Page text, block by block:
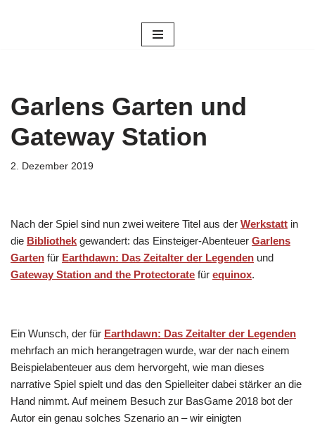
Garlens Garten und
Gateway Station
2. Dezember 2019
Nach der Spiel sind nun zwei weitere Titel aus der Werkstatt in
die Bibliothek gewandert: das Einsteiger-Abenteuer Garlens
Garten für Earthdawn: Das Zeitalter der Legenden und
Gateway Station and the Protectorate für equinox.
Ein Wunsch, der für Earthdawn: Das Zeitalter der Legenden
mehrfach an mich herangetragen wurde, war der nach einem
Beispielabenteuer aus dem hervorgeht, wie man dieses
narrative Spiel spielt und das den Spielleiter dabei stärker an die
Hand nimmt. Auf meinem Besuch zur BasGame 2018 bot der
Autor ein genau solches Szenario an – wir einigten